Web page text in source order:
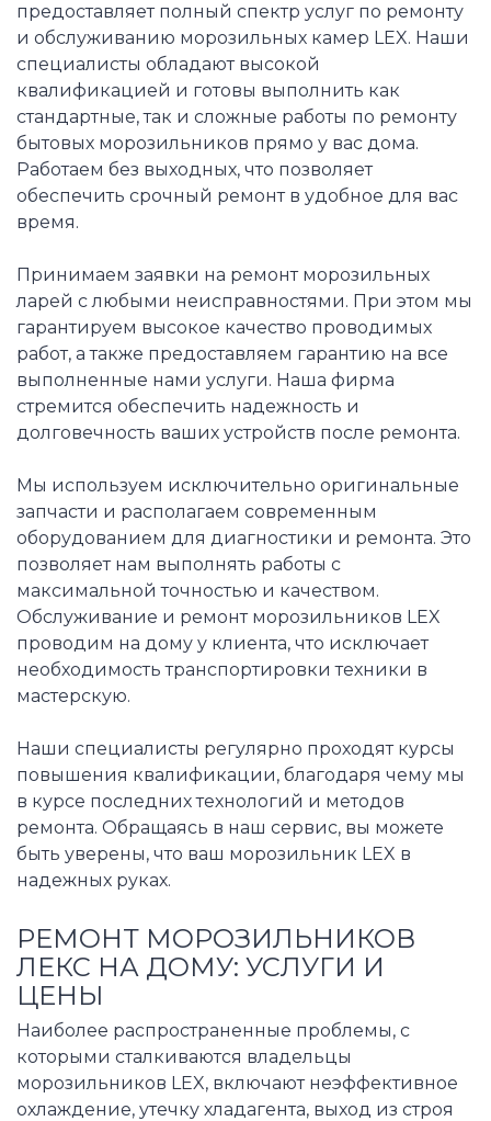
предоставляет полный спектр услуг по ремонту
и обслуживанию морозильных камер LEX. Наши
специалисты обладают высокой
квалификацией и готовы выполнить как
стандартные, так и сложные работы по ремонту
бытовых морозильников прямо у вас дома.
Работаем без выходных, что позволяет
обеспечить срочный ремонт в удобное для вас
время.
Принимаем заявки на ремонт морозильных
ларей с любыми неисправностями. При этом мы
гарантируем высокое качество проводимых
работ, а также предоставляем гарантию на все
выполненные нами услуги. Наша фирма
стремится обеспечить надежность и
долговечность ваших устройств после ремонта.
Мы используем исключительно оригинальные
запчасти и располагаем современным
оборудованием для диагностики и ремонта. Это
позволяет нам выполнять работы с
максимальной точностью и качеством.
Обслуживание и ремонт морозильников LEX
проводим на дому у клиента, что исключает
необходимость транспортировки техники в
мастерскую.
Наши специалисты регулярно проходят курсы
повышения квалификации, благодаря чему мы
в курсе последних технологий и методов
ремонта. Обращаясь в наш сервис, вы можете
быть уверены, что ваш морозильник LEX в
надежных руках.
РЕМОНТ МОРОЗИЛЬНИКОВ
ЛЕКС НА ДОМУ: УСЛУГИ И
ЦЕНЫ
Наиболее распространенные проблемы, с
которыми сталкиваются владельцы
морозильников LEX, включают неэффективное
охлаждение, утечку хладагента, выход из строя